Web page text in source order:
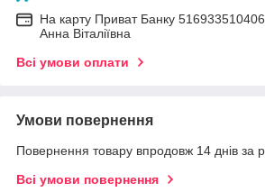
На карту Приват Банку
Анна Віталіївна
Всі умови оплати
Умови повернення
Повернення товару впродовж 14 днів за
Всі умови повернення